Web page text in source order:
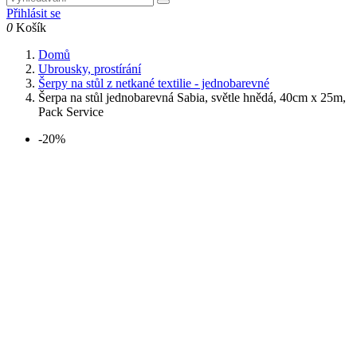
Přihlásit se
0 Košík
Domů
Ubrousky, prostírání
Šerpy na stůl z netkané textilie - jednobarevné
Šerpa na stůl jednobarevná Sabia, světle hnědá, 40cm x 25m,
Pack Service
-20%